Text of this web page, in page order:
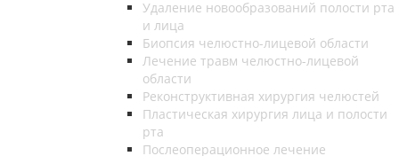
Удаление новообразований полости рта
и лица
Биопсия челюстно-лицевой области
Лечение травм челюстно-лицевой
области
Реконструктивная хирургия челюстей
Пластическая хирургия лица и полости
рта
Послеоперационное лечение